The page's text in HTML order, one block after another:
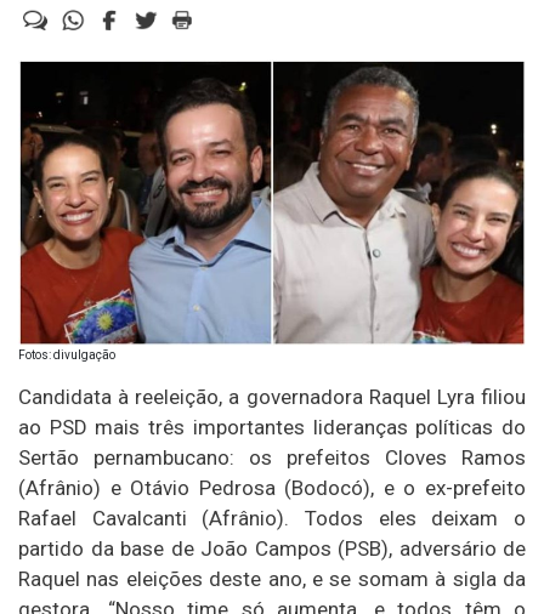
Fotos: divulgação
Candidata à reeleição, a governadora Raquel Lyra filiou
ao PSD mais três importantes lideranças políticas do
Sertão pernambucano: os prefeitos Cloves Ramos
(Afrânio) e Otávio Pedrosa (Bodocó), e o ex-prefeito
Rafael Cavalcanti (Afrânio). Todos eles deixam o
partido da base de João Campos (PSB), adversário de
Raquel nas eleições deste ano, e se somam à sigla da
gestora. “Nosso time só aumenta, e todos têm o